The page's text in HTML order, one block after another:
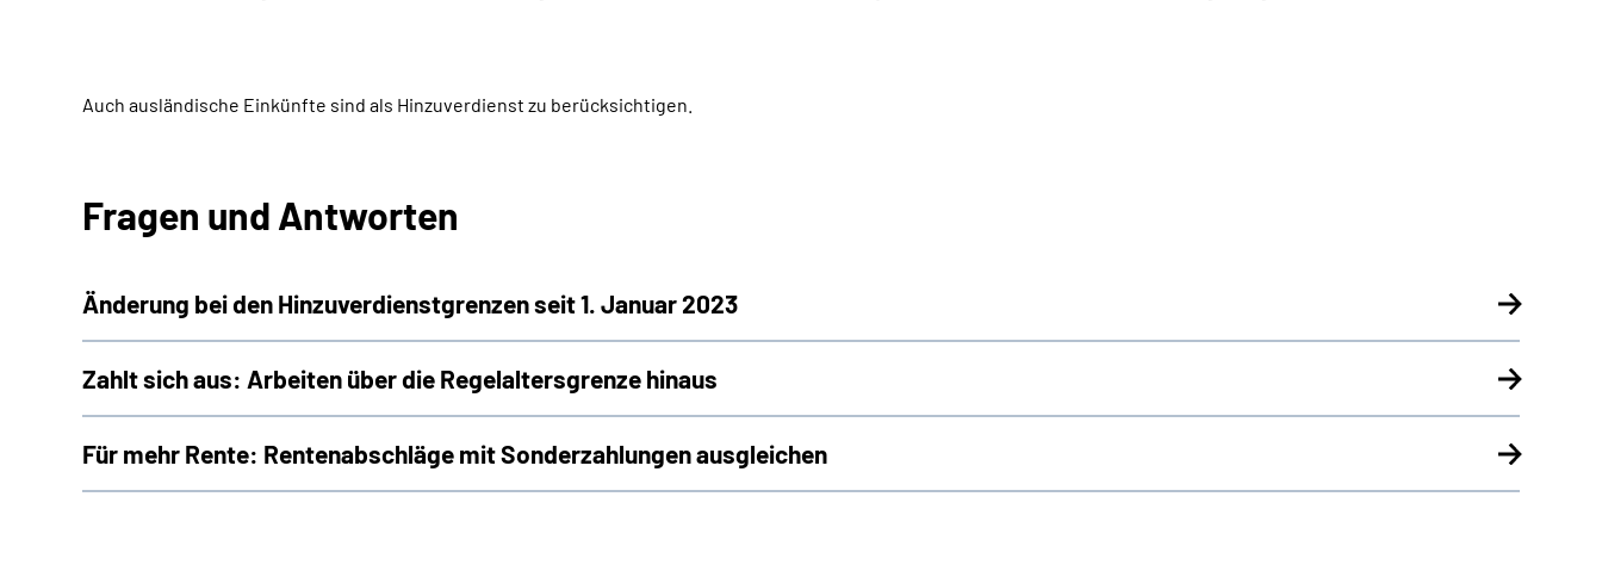
Auch ausländische Einkünfte sind als Hinzuverdienst zu berücksichtigen.
Fragen und Antworten
Änderung bei den Hinzuverdienstgrenzen seit 1. Januar 2023
Zahlt sich aus: Arbeiten über die Regelaltersgrenze hinaus
Für mehr Rente: Rentenabschläge mit Sonderzahlungen ausgleichen